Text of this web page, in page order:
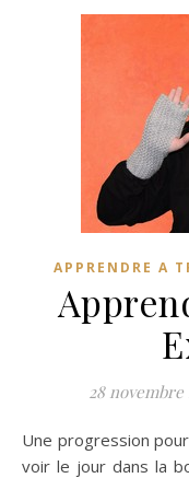
APPRENDRE A
28 novembre
Une progression pour apprendre à tricoter est en train de
voir le jour dans la